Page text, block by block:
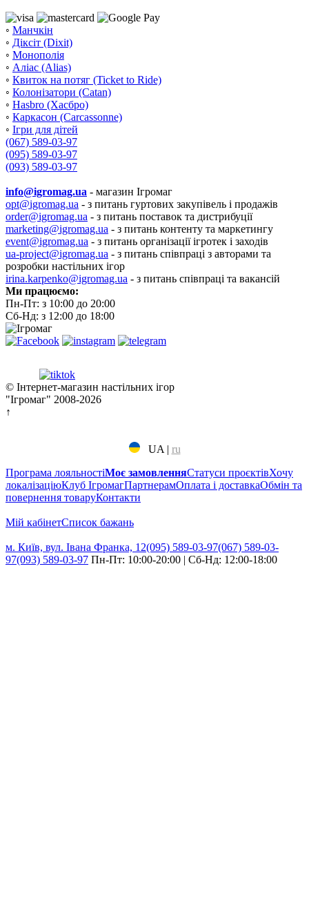
◦ Манчкін
◦ Діксіт (Dixit)
◦ Монополія
◦ Аліас (Alias)
◦ Квиток на потяг (Ticket to Ride)
◦ Колонізатори (Catan)
◦ Hasbro (Хасбро)
◦ Каркасон (Carcassonne)
◦ Ігри для дітей
(067) 589-03-97
(095) 589-03-97
(093) 589-03-97
info@igromag.ua - магазин Ігромаг
opt@igromag.ua - з питань гуртових закупівель і продажів
order@igromag.ua - з питань поставок та дистрибуції
marketing@igromag.ua - з питань контенту та маркетингу
event@igromag.ua - з питань організації ігротек і заходів
ua-project@igromag.ua - з питань співпраці з авторами та
розробки настільних ігор
irina.karpenko@igromag.ua - з питань співпраці та вакансій
Ми працюємо:
Пн-Пт: з 10:00 до 20:00
Сб-Нд: з 12:00 до 18:00
© Інтернет-магазин настільних ігор
"Ігромаг" 2008-2026
↑
UA| ru
Програма лояльностіМоє замовленняСтатуси проєктівХочу
локалізаціюКлуб ІгромагПартнерамОплата і доставкаОбмін та
повернення товаруКонтакти
Мій кабінетCписок бажань
м. Київ, вул. Івана Франка, 12(095) 589-03-97(067) 589-03-
97(093) 589-03-97 Пн-Пт: 10:00-20:00 | Сб-Нд: 12:00-18:00